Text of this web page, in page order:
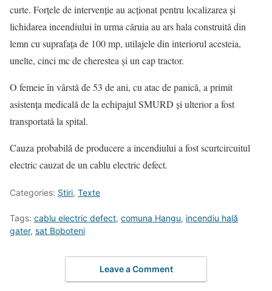
curte. Forțele de intervenție au acționat pentru localizarea și
lichidarea incendiului în urma căruia au ars hala construită din
lemn cu suprafața de 100 mp, utilajele din interiorul acesteia,
unelte, cinci mc de cherestea și un cap tractor.
O femeie în vârstă de 53 de ani, cu atac de panică, a primit
asistența medicală de la echipajul SMURD și ulterior a fost
transportată la spital.
Cauza probabilă de producere a incendiului a fost scurtcircuitul
electric cauzat de un cablu electric defect.
Categories: Știri, Texte
Tags: cablu electric defect, comuna Hangu, incendiu hală
gater, sat Boboteni
Leave a Comment